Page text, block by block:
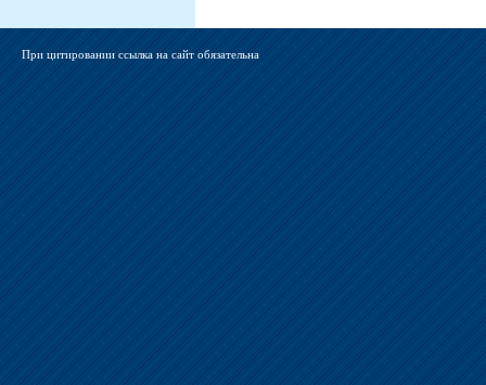
При цитировании ссылка на сайт обязательна